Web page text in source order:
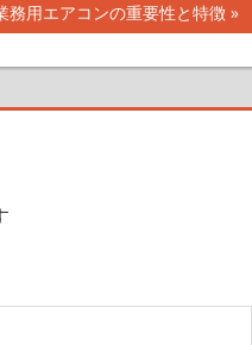
務用エアコンの重要性と特徴